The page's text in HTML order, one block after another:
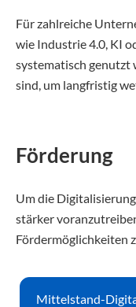
Für zahlreiche
wie Industrie 4.0, KI
systematisch genutzt
sind, um langfristig
Förderung
Um die
stärker
Fördermöglichkeiten
Mittelstand-